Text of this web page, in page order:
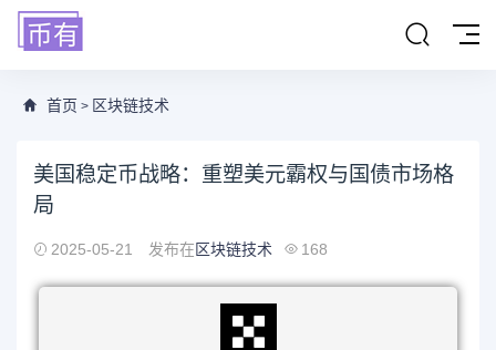
首页 > 区块链技术
美国稳定币战略：重塑美元霸权与国债市场格
局
2025-05-21 发布在区块链技术 168